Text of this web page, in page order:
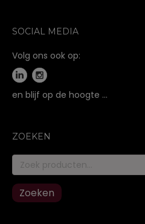
SOCIAL MEDIA
Volg ons ook op:
en blijf op de hoogte …
ZOEKEN
Zoeken
naar:
Zoeken